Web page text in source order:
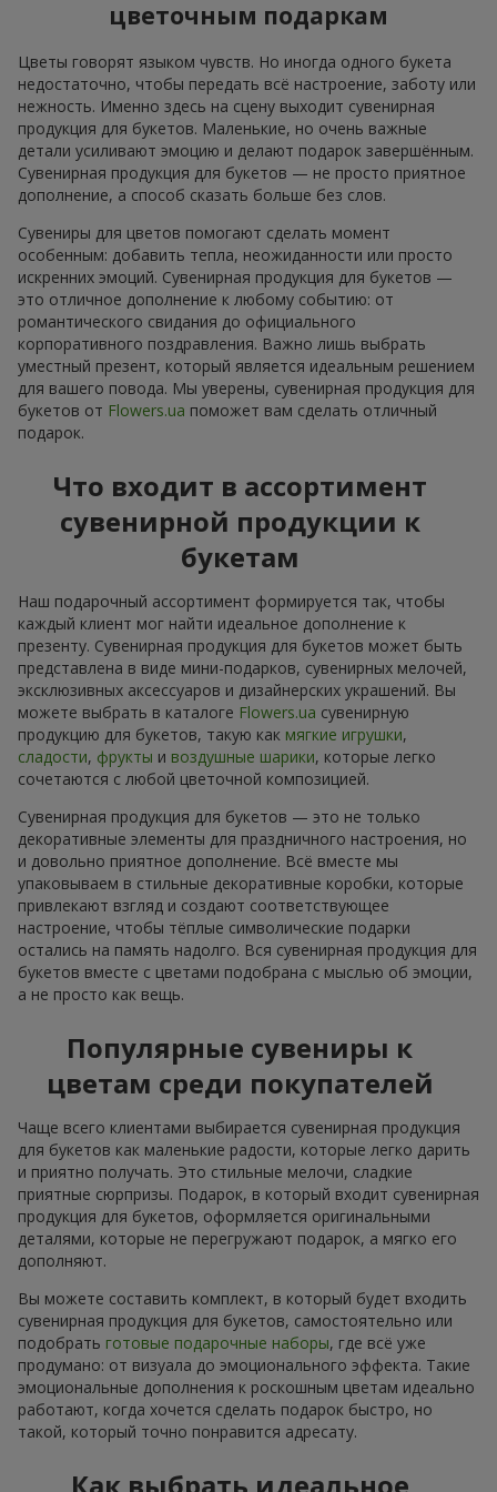
цветочным подаркам
Цветы говорят языком чувств. Но иногда одного букета
недостаточно, чтобы передать всё настроение, заботу или
нежность. Именно здесь на сцену выходит сувенирная
продукция для букетов. Маленькие, но очень важные
детали усиливают эмоцию и делают подарок завершённым.
Сувенирная продукция для букетов — не просто приятное
дополнение, а способ сказать больше без слов.
Сувениры для цветов помогают сделать момент
особенным: добавить тепла, неожиданности или просто
искренних эмоций. Сувенирная продукция для букетов —
это отличное дополнение к любому событию: от
романтического свидания до официального
корпоративного поздравления. Важно лишь выбрать
уместный презент, который является идеальным решением
для вашего повода. Мы уверены, сувенирная продукция для
букетов от Flowers.ua поможет вам сделать отличный
подарок.
Что входит в ассортимент
сувенирной продукции к
букетам
Наш подарочный ассортимент формируется так, чтобы
каждый клиент мог найти идеальное дополнение к
презенту. Сувенирная продукция для букетов может быть
представлена в виде мини-подарков, сувенирных мелочей,
эксклюзивных аксессуаров и дизайнерских украшений. Вы
можете выбрать в каталоге Flowers.ua сувенирную
продукцию для букетов, такую как мягкие игрушки,
сладости, фрукты и воздушные шарики, которые легко
сочетаются с любой цветочной композицией.
Сувенирная продукция для букетов — это не только
декоративные элементы для праздничного настроения, но
и довольно приятное дополнение. Всё вместе мы
упаковываем в стильные декоративные коробки, которые
привлекают взгляд и создают соответствующее
настроение, чтобы тёплые символические подарки
остались на память надолго. Вся сувенирная продукция для
букетов вместе с цветами подобрана с мыслью об эмоции,
а не просто как вещь.
Популярные сувениры к
цветам среди покупателей
Чаще всего клиентами выбирается сувенирная продукция
для букетов как маленькие радости, которые легко дарить
и приятно получать. Это стильные мелочи, сладкие
приятные сюрпризы. Подарок, в который входит сувенирная
продукция для букетов, оформляется оригинальными
деталями, которые не перегружают подарок, а мягко его
дополняют.
Вы можете составить комплект, в который будет входить
сувенирная продукция для букетов, самостоятельно или
подобрать готовые подарочные наборы, где всё уже
продумано: от визуала до эмоционального эффекта. Такие
эмоциональные дополнения к роскошным цветам идеально
работают, когда хочется сделать подарок быстро, но
такой, который точно понравится адресату.